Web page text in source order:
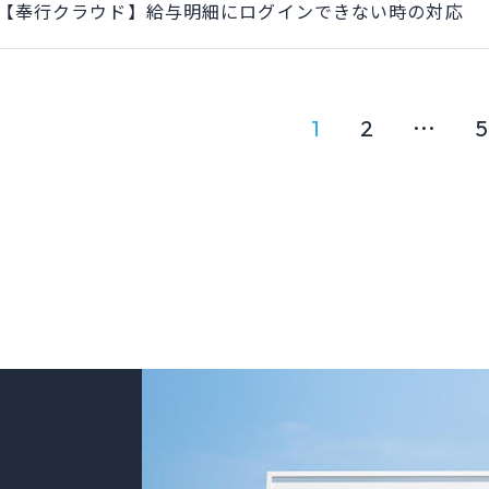
奉行クラウド】給与明細にログインできない時の対応
1 2 …